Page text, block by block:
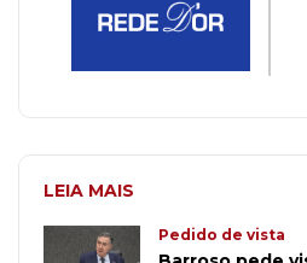
LEIA MAIS
Pedido de vista